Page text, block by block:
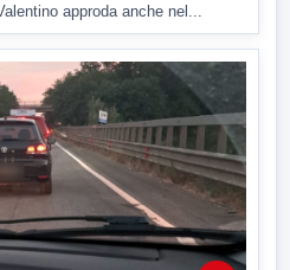
approda anche nel...